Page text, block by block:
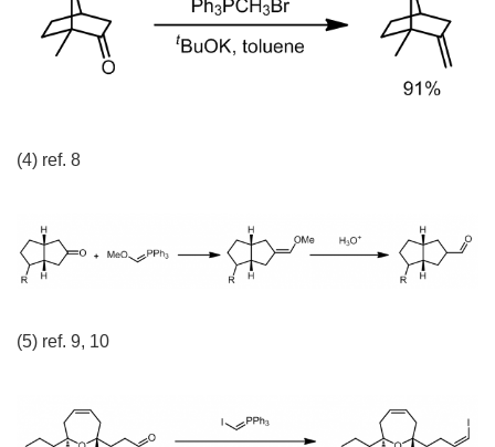
(4) ref. 8
(5) ref. 9, 10